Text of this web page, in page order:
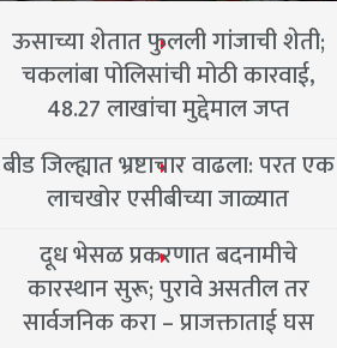
ऊसाच्या शेतात फुलली गांजाची शेती;
चकलांबा पोलिसांची मोठी कारवाई,
48.27 लाखांचा मुद्देमाल जप्त
बीड जिल्ह्यात भ्रष्टाचार वाढला: परत एक
लाचखोर एसीबीच्या जाळ्यात
दूध भेसळ प्रकरणात बदनामीचे
कारस्थान सुरू; पुरावे असतील तर
सार्वजनिक करा – प्राजक्ताताई घस